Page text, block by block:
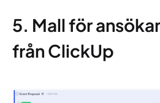
5. Mall för
från ClickUp